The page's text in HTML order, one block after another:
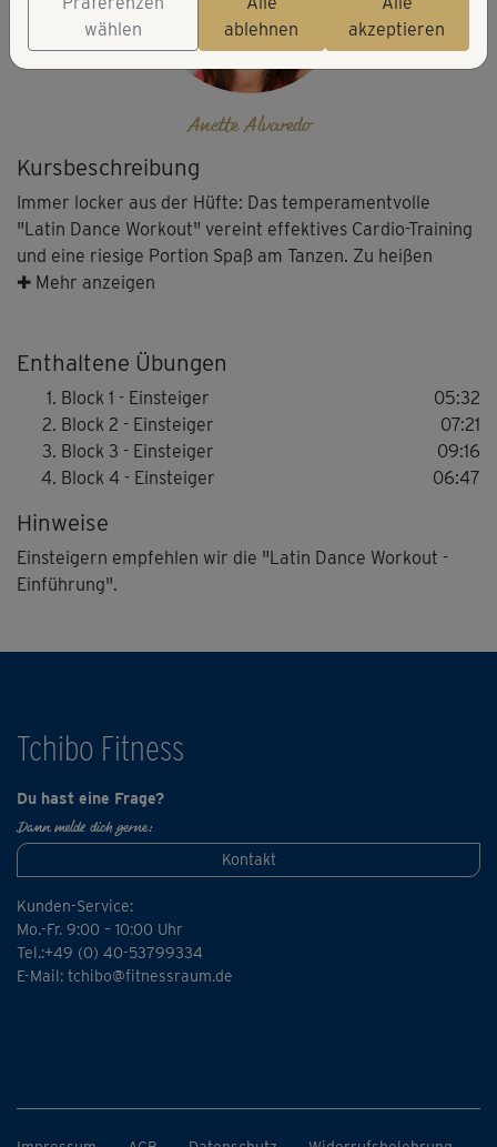
Kursbeschreibung
Immer locker aus der Hüfte: Das temperamentvolle
"Latin Dance Workout" vereint effektives Cardio-Training
und eine riesige Portion Spaß am Tanzen. Zu heißen
Rhythmen werden Ausdauer, Balance & Koordination
Zu mitreißenden Latino-Grooves entwickelt Anette
Alvaredo Schritt für Schritt kleine, spritzige
Choreografien für Einsteiger. Detaillierte Erklärungen
und viele Wiederholungen (auch im halben Tempo) helfen
Wer ein noch besseres Gefühl für die Bewegungen und
die Latino-Grooves bekommen möchte, macht vorab am
Und keine Panik, wenn's nicht gleich auf Anhieb mit dem
✚ Mehr anzeigen
Enthaltene Übungen
Block 1 - Einsteiger
05:32
Block 2 - Einsteiger
07:21
Block 3 - Einsteiger
09:16
Block 4 - Einsteiger
06:47
Hinweise
Einsteigern empfehlen wir die "Latin Dance Workout -
Einführung".
Anette Alvaredo
Tchibo Fitness
Du hast eine Frage?
Dann melde dich gerne:
Kontakt
Kunden-Service:
Mo.-Fr. 9:00 – 10:00 Uhr
Tel.:+49 (0) 40-53799334
E-Mail: tchibo@fitnessraum.de
wählen
ablehnen
akzeptieren